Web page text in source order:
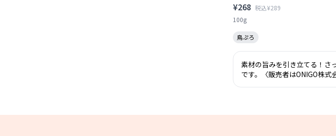
¥268 税込¥289
100g
鳥ぷろ
素材の旨みを引き立てる！さ
です。〈販売者はONIGO株式